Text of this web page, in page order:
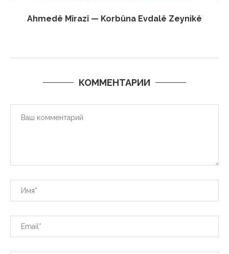
Ahmedê Mîrazî — Korbûna Evdalê Zeynikê
КОММЕНТАРИИ